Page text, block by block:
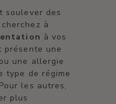
soulever des
à
à vos
présente une
une allergie
type de régime
les autres,
plus